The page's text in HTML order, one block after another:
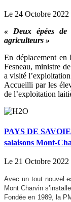
Le 24 Octobre 2022
« Deux épées de
agriculteurs »
En déplacement
Fesneau, ministre
a visité
Accueilli par les
de l’exploitation
PAYS DE
salaisons Mont-
Le 21 Octobre 2022
Avec un tout nouvel
Mont Charvin
Fondée en 1989, la